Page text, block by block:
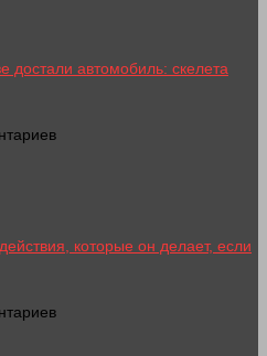
достали автомобиль: скелета
которые он делает, если